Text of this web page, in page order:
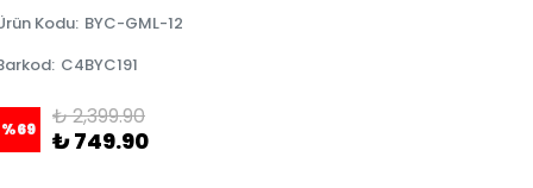
Kodu: BYC-GML-12
: C4BYC191
%69 ₺ 2,399.90
₺ 749.90